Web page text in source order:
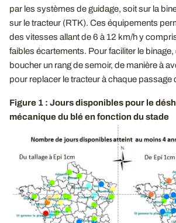
par les systèmes de guidage, soit sur la
sur le tracteur (RTK). Ces équipements
des vitesses allant de 6 à 12 km/h y
faibles écartements. Pour faciliter le
boucher un rang de semoir, de manière à
pour replacer le tracteur à chaque passage
Figure 1 : Jours disponibles pour le
mécanique du blé en fonction du stade